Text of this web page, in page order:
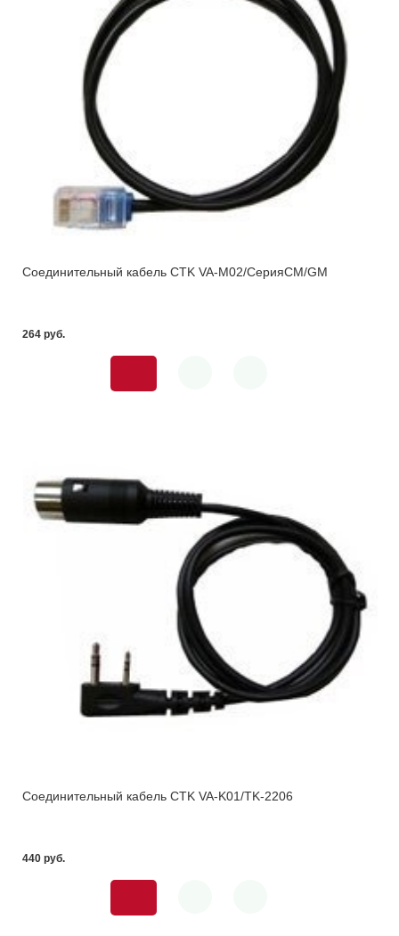
Соединительный кабель CTK VA-M02/CерияСM/GM
264 pуб.
Соединительный кабель CTK VA-K01/TK-2206
440 pуб.